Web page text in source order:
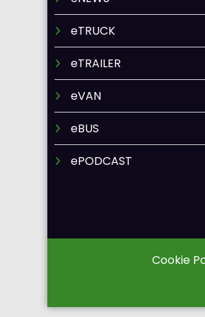
eTRUCK
eTRAILER
eVAN
eBUS
ePODCAST
Cookie